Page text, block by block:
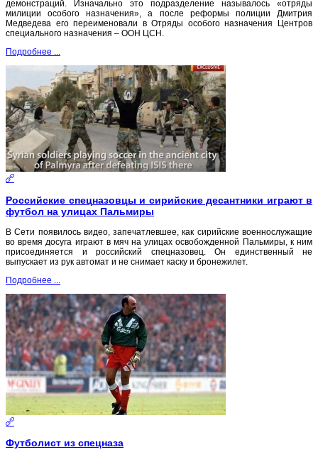
демонстраций. Изначально это подразделение называлось «отряды
милиции особого назначения», а после реформы полиции Дмитрия
Медведева его переименовали в Отряды особого назначения Центров
специального назначения – ООН ЦСН.
Подробнее ...
Российские спецназовцы и сирийские десантники играют в
футбол на улицах Пальмиры
В Сети появилось видео, запечатлевшее, как сирийские военнослужащие
во время досуга играют в мяч на улицах освобожденной Пальмиры, к ним
присоединяется и российский спецназовец. Он единственный не
выпускает из рук автомат и не снимает каску и бронежилет.
Подробнее ...
Футболист из спецназа